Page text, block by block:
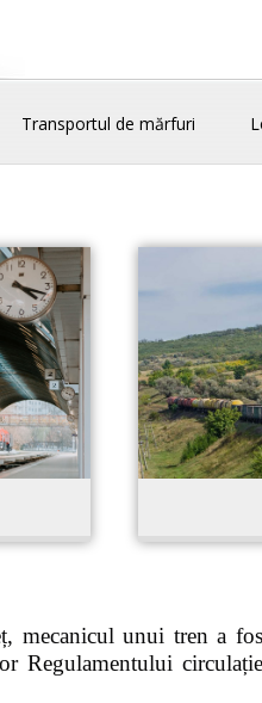
Transportul de mărfuri
unui tren a
Regulamentului